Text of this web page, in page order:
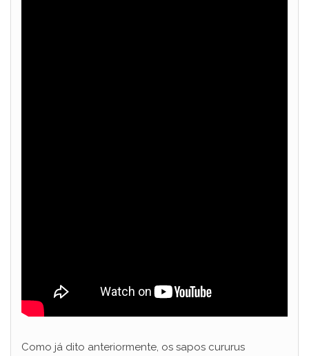
Como já dito anteriormente, os sapos cururus